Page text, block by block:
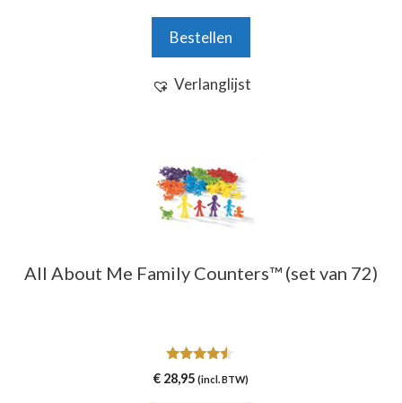
was:
€ 34,95.€ 29,95.
Bestellen
Verlanglijst
All About Me Family Counters™ (set van 72)
4.33
van 5
€ 28,95 (incl. BTW)